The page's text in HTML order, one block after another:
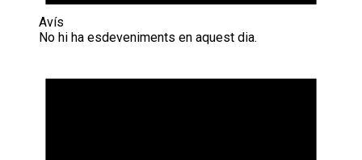
Avís
No hi ha esdeveniments en aquest dia.